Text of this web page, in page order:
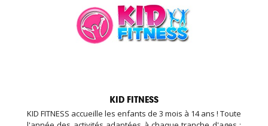
KID FITNESS
KID FITNESS accueille les enfants de 3 mois à 14 ans ! Toute